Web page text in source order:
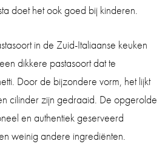
doet het ook goed bij kinderen.
in de Zuid-Italiaanse keuken
dikkere pastasoort dat te
Door de bijzondere vorm, het lijkt
cilinder zijn gedraaid. De opgerolde
en authentiek geserveerd
weinig andere ingrediënten.